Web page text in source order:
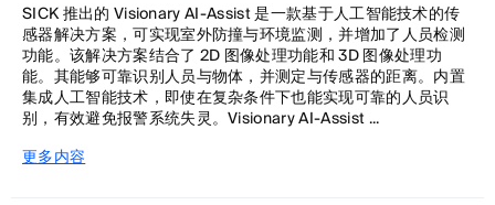
SICK 推出的 Visionary AI-Assist 是一款基于人工智能技术的传
感器解决方案，可实现室外防撞与环境监测，并增加了人员检测
功能。该解决方案结合了 2D 图像处理功能和 3D 图像处理功
能。其能够可靠识别人员与物体，并测定与传感器的距离。内置
集成人工智能技术，即使在复杂条件下也能实现可靠的人员识
别，有效避免报警系统失灵。Visionary AI-Assist ...
更多内容